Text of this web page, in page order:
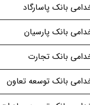
بانک پاسارگاد
بانک پارسیان
بانک تجارت
بانک توسعه تعاون